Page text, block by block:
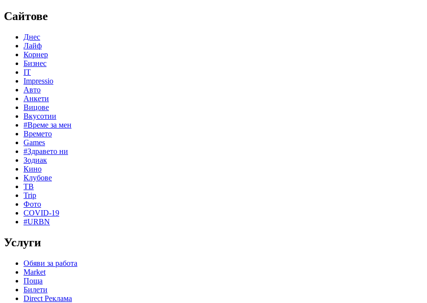
Сайтове
Днес
Лайф
Корнер
Бизнес
IT
Impressio
Авто
Анкети
Вицове
Вкусотии
#Време за мен
Времето
Games
#Здравето ни
Зодиак
Кино
Клубове
ТВ
Trip
Фото
COVID-19
#URBN
Услуги
Обяви за работа
Market
Поща
Билети
Direct Реклама